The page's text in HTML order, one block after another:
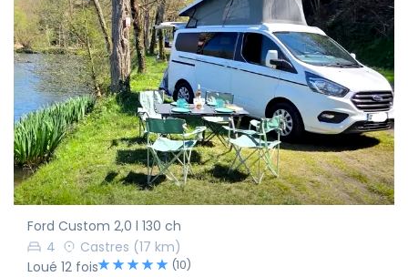
Ford Custom 2,0 l 130 ch
4
Castres (17 km)
Loué 12 fois
(10)